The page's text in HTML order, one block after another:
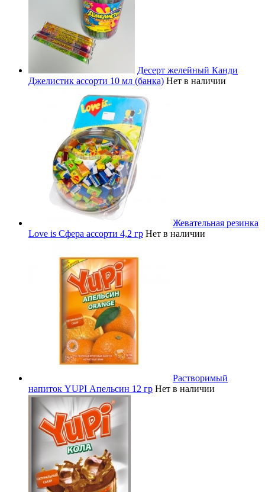
Десерт желейный Канди
Джелистик ассорти 10 мл (банка) Нет в наличии
Жевательная резинка
Love is Сфера ассорти 4,2 гр Нет в наличии
Растворимый
напиток YUPI Апельсин 12 гр Нет в наличии